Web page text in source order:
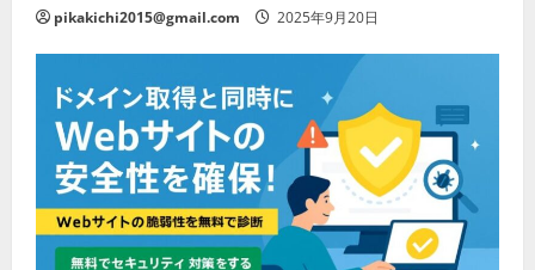
pikakichi2015@gmail.com 2025年9月20日